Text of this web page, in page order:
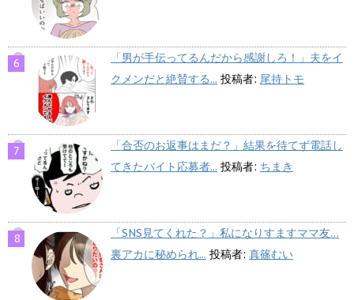
「男が手伝ってるんだから感謝しろ！」夫をイ
クメンだと絶賛する... 投稿者: 尾持トモ
「合否のお返事はまだ？」結果を待てず電話し
てきたバイト応募者... 投稿者: ちまき
「SNS見てくれた？」私になりすますママ友…
裏アカに秘められ... 投稿者: 真篠むい